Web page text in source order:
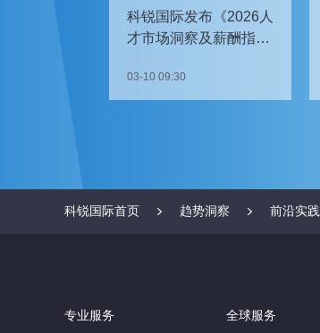
科锐国际发布《2026人
才市场洞察及薪酬指
03-10 09:30
科锐国际首页 趋势洞察 前沿实践
专业服务 全球服务